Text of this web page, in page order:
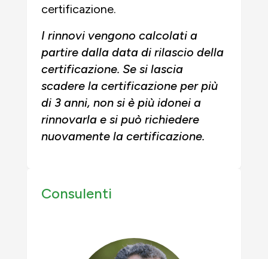
certificazione.
I rinnovi vengono calcolati a
partire dalla data di rilascio della
certificazione. Se si lascia
scadere la certificazione per più
di 3 anni, non si è più idonei a
rinnovarla e si può richiedere
nuovamente la certificazione.
Consulenti